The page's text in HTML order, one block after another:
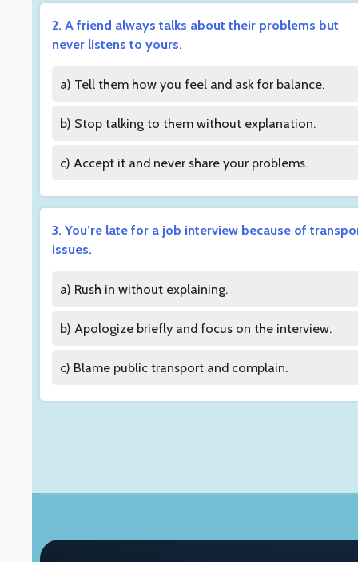
2. A friend always talks about their problems but
never listens to yours.
a) Tell them how you feel and ask for balance.
b) Stop talking to them without explanation.
c) Accept it and never share your problems.
3. You’re late for a job interview because of
issues.
a) Rush in without explaining.
b) Apologize briefly and focus on the interview.
c) Blame public transport and complain.